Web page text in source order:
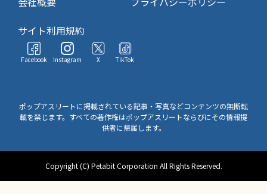
サイト利用規約
Facebook Instagram X TikTok
ポップアスリートに掲載されている記事・写真などコンテンツの無断転
載を禁じます。すべての著作権はポップアスリートならびにその情報提
供者に帰属します。
Copyright (C) Petabit Corporation All Rights Reserved.